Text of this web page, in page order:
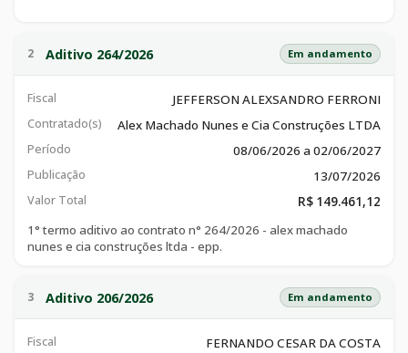
2 Aditivo 264/2026 Em andamento
Fiscal JEFFERSON ALEXSANDRO FERRONI
Contratado(s) Alex Machado Nunes e Cia Construções LTDA
Período 08/06/2026 a 02/06/2027
Publicação 13/07/2026
Valor Total
R$ 149.461,12
1° termo aditivo ao contrato n° 264/2026 - alex machado
nunes e cia construções ltda - epp.
3 Aditivo 206/2026 Em andamento
Fiscal FERNANDO CESAR DA COSTA